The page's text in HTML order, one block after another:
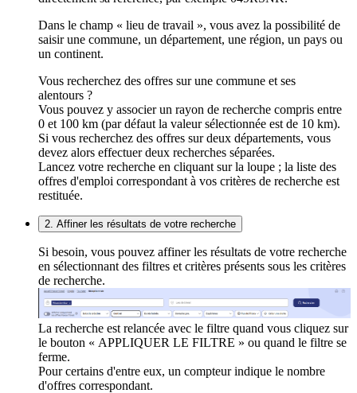
Dans le champ « lieu de travail », vous avez la possibilité de
saisir une commune, un département, une région, un pays ou
un continent.
Vous recherchez des offres sur une commune et ses
alentours ?
Vous pouvez y associer un rayon de recherche compris entre
0 et 100 km (par défaut la valeur sélectionnée est de 10 km).
Si vous recherchez des offres sur deux départements, vous
devez alors effectuer deux recherches séparées.
Lancez votre recherche en cliquant sur la loupe ; la liste des
offres d'emploi correspondant à vos critères de recherche est
restituée.
2. Affiner les résultats de votre recherche
Si besoin, vous pouvez affiner les résultats de votre recherche
en sélectionnant des filtres et critères présents sous les critères
de recherche.
La recherche est relancée avec le filtre quand vous cliquez sur
le bouton « APPLIQUER LE FILTRE » ou quand le filtre se
ferme.
Pour certains d'entre eux, un compteur indique le nombre
d'offres correspondant.